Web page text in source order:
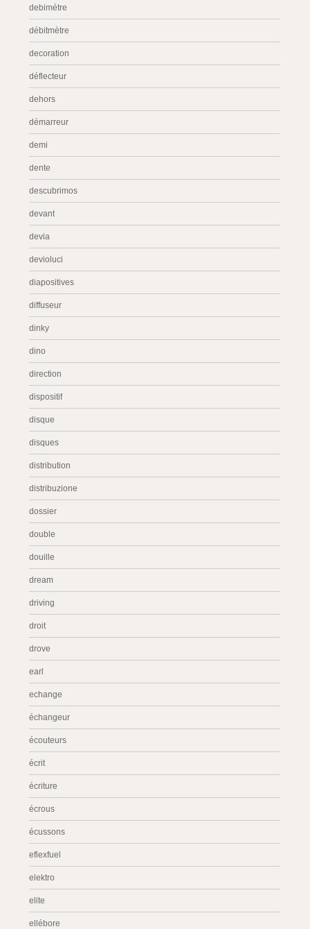
debimétre
débitmètre
decoration
déflecteur
dehors
démarreur
demi
dente
descubrimos
devant
devia
devioluci
diapositives
diffuseur
dinky
dino
direction
dispositif
disque
disques
distribution
distribuzione
dossier
double
douille
dream
driving
droit
drove
earl
echange
échangeur
écouteurs
écrit
écriture
écrous
écussons
eflexfuel
elektro
elite
ellébore